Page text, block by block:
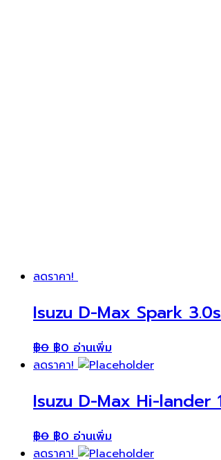
ลดราคา!
Isuzu D-Max Spark
฿0 ฿0 อ่านเพิ่ม
ลดราคา!
Isuzu D-Max Hi-lander
฿0 ฿0 อ่านเพิ่ม
ลดราคา!